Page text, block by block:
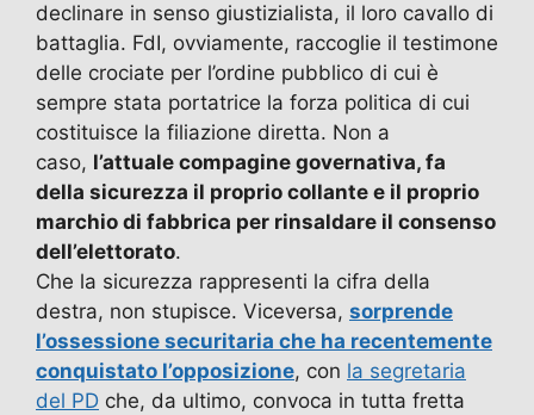
declinare in senso giustizialista, il loro cavallo di
battaglia. FdI, ovviamente, raccoglie il testimone
delle crociate per l’ordine pubblico di cui è
sempre stata portatrice la forza politica di cui
costituisce la filiazione diretta. Non a
caso, l’attuale compagine governativa, fa
della sicurezza il proprio collante e il proprio
marchio di fabbrica per rinsaldare il consenso
dell’elettorato.
Che la sicurezza rappresenti la cifra della
destra, non stupisce. Viceversa, sorprende
l’ossessione securitaria che ha recentemente
conquistato l’opposizione, con la segretaria
del PD che, da ultimo, convoca in tutta fretta